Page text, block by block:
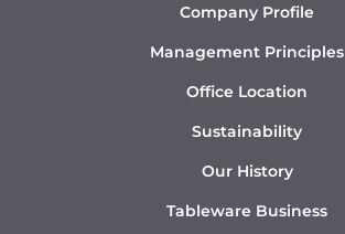
Company Profile
Management Principles
Office Location
Sustainability
Our History
Tableware Business